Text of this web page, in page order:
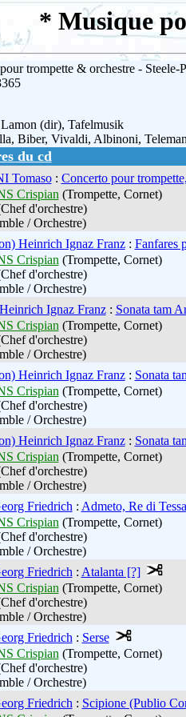
* Musique
trompette & orchestre - Steele-
(dir), Tafelmusik
Biber, Vivaldi, Albinoni,
du cd
Tomaso: Concerto pour
Crispian(Trompette, Cornet)
d'orchestre)
/ Orchestre)
Heinrich Ignaz Franz: Fanfares
Crispian(Trompette, Cornet)
d'orchestre)
/ Orchestre)
Ignaz Franz: Sonata tam
Crispian(Trompette, Cornet)
d'orchestre)
/ Orchestre)
Heinrich Ignaz Franz: Sonata
Crispian(Trompette, Cornet)
d'orchestre)
/ Orchestre)
Heinrich Ignaz Franz: Sonata
Crispian(Trompette, Cornet)
d'orchestre)
/ Orchestre)
Friedrich: Admeto, Re di
Crispian(Trompette, Cornet)
d'orchestre)
/ Orchestre)
Friedrich: Atalanta [?]
Crispian(Trompette, Cornet)
d'orchestre)
/ Orchestre)
Friedrich: Serse
Crispian(Trompette, Cornet)
d'orchestre)
/ Orchestre)
Friedrich: Scipione (Publio